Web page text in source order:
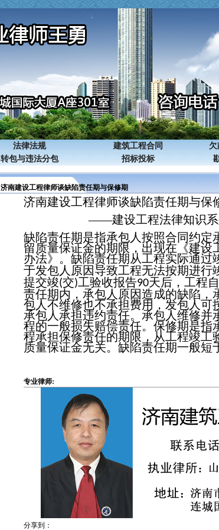
法律法规 建筑工程合同
转包与违法分包 招标投标
济南建设工程律师谈缺陷责任期与保修期
济南建设工程律师谈缺陷责任期与保
——建设工程法律知识系列
缺陷责任期是指承包人按照合同约定
留质量保证金的期限，出现在《建设
办法》。缺陷责任期从工程实际通过
于发包人原因导致工程无法按期进行
提交竣(交)工验收报告90天后，工程
责任期内，承包人原因造成的缺陷，
包人不维修也不承担费用，发包人可
承包人承担违约责任。承包人维修并
程的一般损失赔偿责任。保修期是指
程承担保修责任的期限，从工程竣工
质量保证金无关。缺陷责任期一般短
专业律师:
分享到：